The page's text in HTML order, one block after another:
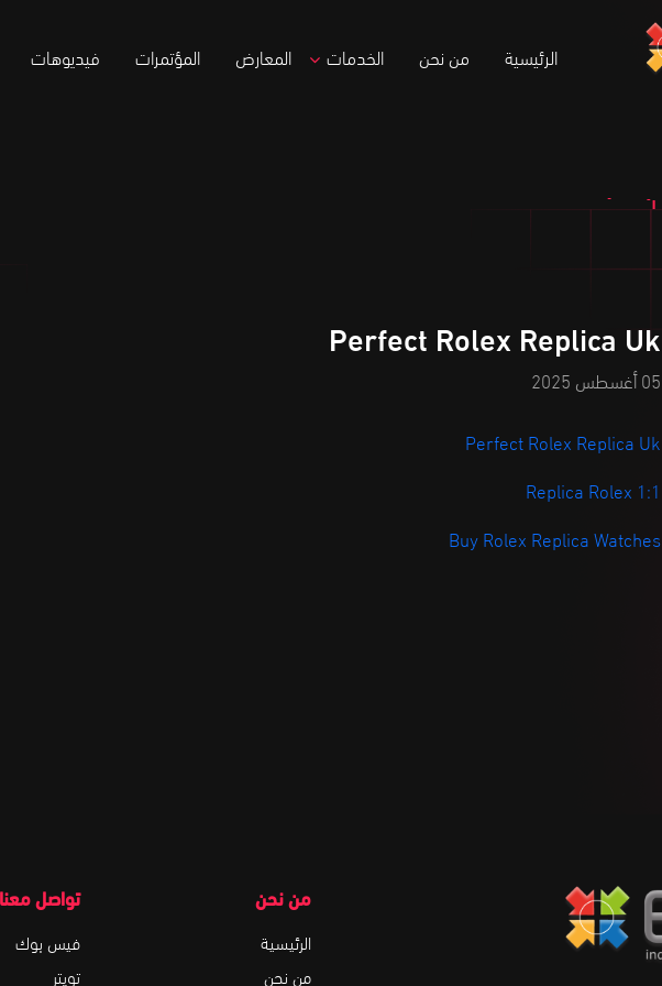
الرئيسية من نحن الخدمات المعارض المؤتمرات فيديوهات
Perfect Rolex Replica Uk
05 أغسطس 2025
Perfect Rolex Replica Uk
1:1 Replica Rolex
Buy Rolex Replica Watches
من نحن
الرئيسية
من نحن
تواصل معنا
فيس بوك
تويتر